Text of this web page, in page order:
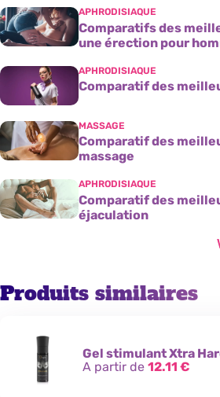
APHRODISIAQUE
Comparatifs des
une érection pour
APHRODISIAQUE
Comparatif des
MASSAGE
Comparatif des
massage
APHRODISIAQUE
Comparatif des
éjaculation
Produits similaires
Gel stimulant Xtra
A partir de 12.11 €